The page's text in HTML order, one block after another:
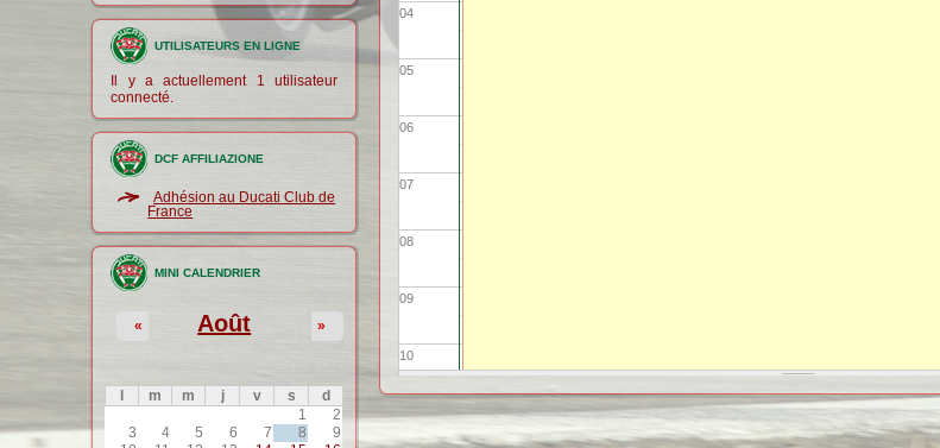
UTILISATEURS EN LIGNE
Il y a actuellement 1 utilisateur
connecté.
DCF AFFILIAZIONE
Adhésion au Ducati Club de
France
MINI CALENDRIER
Août
« »
m m j v s
d
1
2
3
4 5 6 7 8
9
04
05
06
07
08
09
10